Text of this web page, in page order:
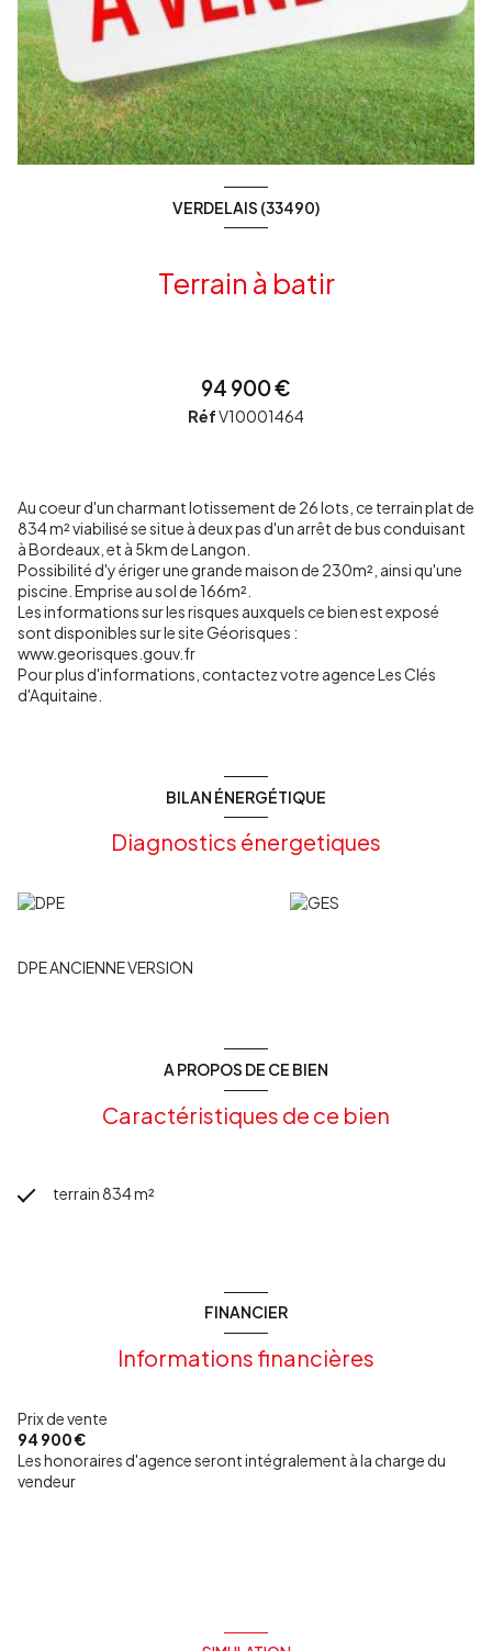
VERDELAIS (33490)
Terrain à batir
94 900 €
RéfV10001464
Au coeur d'un charmant lotissement de 26 lots, ce terrain plat de
834 m² viabilisé se situe à deux pas d'un arrêt de bus conduisant
à Bordeaux, et à 5km de Langon.
Possibilité d'y ériger une grande maison de 230m², ainsi qu'une
piscine. Emprise au sol de 166m².
Les informations sur les risques auxquels ce bien est exposé
sont disponibles sur le site Géorisques :
www.georisques.gouv.fr
Pour plus d'informations, contactez votre agence Les Clés
d'Aquitaine.
BILAN ÉNERGÉTIQUE
Diagnostics énergetiques
DPE ANCIENNE VERSION
A PROPOS DE CE BIEN
Caractéristiques de ce bien
terrain 834 m²
FINANCIER
Informations financières
Prix de vente
94 900 €
Les honoraires d'agence seront intégralement à la charge du
vendeur